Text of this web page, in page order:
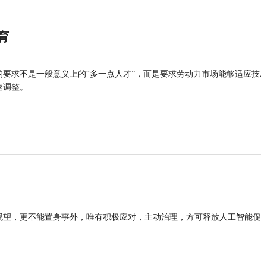
求不是一般意义上的“多一点人才”，而是要求劳动力市场能够适应
整。
，更不能置身事外，唯有积极应对，主动治理，方可释放人工智能